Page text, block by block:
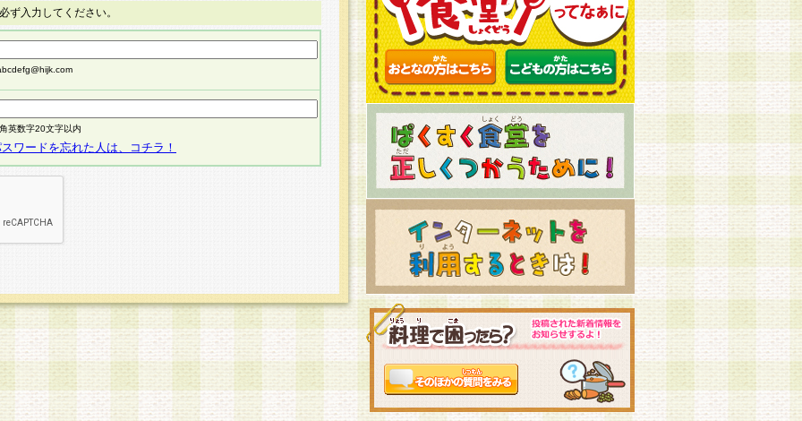
ず入力してください。
英数字20文字以内
ワードを忘れた人は、コチラ！